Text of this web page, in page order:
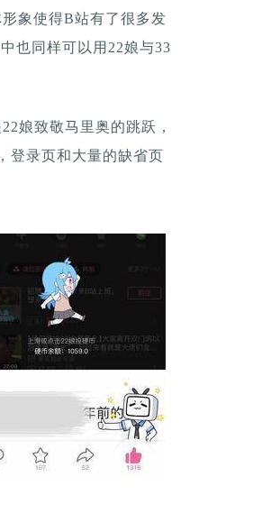
象使得B站有了很多发
也同样可以用22娘与33
娘致敬马里奥的跳跃，
登录页和大量的缺省页